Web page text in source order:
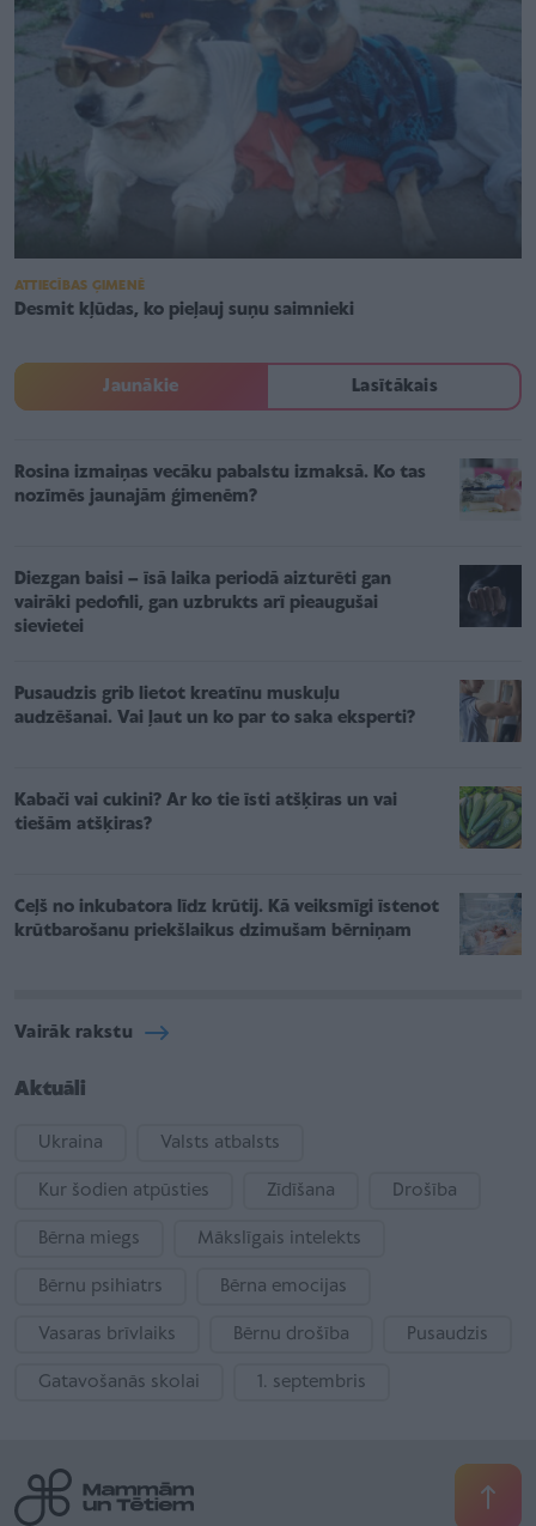
ATTIECĪBAS ĢIMENĒ
Desmit kļūdas, ko pieļauj suņu saimnieki
Jaunākie Lasītākais
Rosina izmaiņas vecāku pabalstu izmaksā. Ko tas
nozīmēs jaunajām ģimenēm?
Diezgan baisi – īsā laika periodā aizturēti gan
vairāki pedofili, gan uzbrukts arī pieaugušai
sievietei
Pusaudzis grib lietot kreatīnu muskuļu
audzēšanai. Vai ļaut un ko par to saka eksperti?
Kabači vai cukini? Ar ko tie īsti atšķiras un vai
tiešām atšķiras?
Ceļš no inkubatora līdz krūtij. Kā veiksmīgi īstenot
krūtbarošanu priekšlaikus dzimušam bērniņam
Vairāk rakstu
Aktuāli
Ukraina Valsts atbalsts
Kur šodien atpūsties Zīdīšana Drošība
Bērna miegs Mākslīgais intelekts
Bērnu psihiatrs Bērna emocijas
Vasaras brīvlaiks Bērnu drošība Pusaudzis
Gatavošanās skolai 1. septembris